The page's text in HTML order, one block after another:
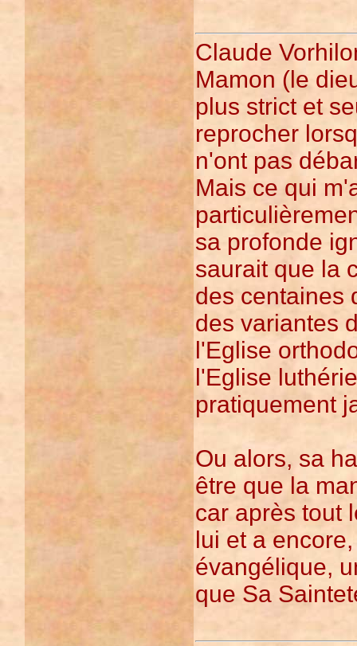
Claude
Mamon (le
plus strict et
reprocher
n'ont pas
Mais ce qui
sa profonde
saurait que la
des centaines
des variantes
l'Eglise
l'Eglise
pratiquement
Ou alors, sa
être que la
car après tout
lui et a
évangélique,
que Sa